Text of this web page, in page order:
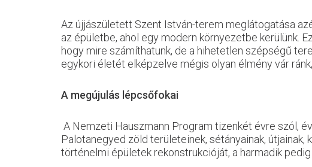
Az újjászületett Szent István-terem meglátogatása
az épületbe, ahol egy modern környezetbe kerülünk.
hogy mire számíthatunk, de a hihetetlen szépségű
egykori életét elképzelve mégis olyan élmény vár
A megújulás lépcsőfokai
A Nemzeti Hauszmann Program tizenkét évre szól,
Palotanegyed zöld területeinek, sétányainak,
történelmi épületek rekonstrukcióját, a harmadik